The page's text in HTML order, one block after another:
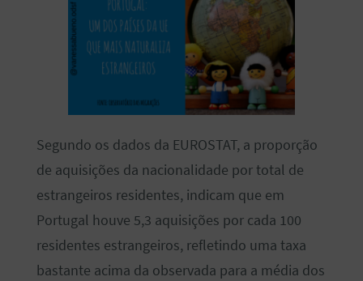
Segundo os dados da EUROSTAT, a proporção
de aquisições da nacionalidade por total de
estrangeiros residentes, indicam que em
Portugal houve 5,3 aquisições por cada 100
residentes estrangeiros, refletindo uma taxa
bastante acima da observada para a média dos